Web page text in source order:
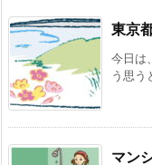
東京
今日は
う思う
マン